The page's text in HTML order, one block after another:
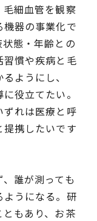
毛細血管を観察
器の事業化で
態・年齢との
習慣や疾病と毛
ようにし、
役立てたい。
ずれは医療と呼
携したいです
誰が測っても
ようになる。研
もあり、お茶